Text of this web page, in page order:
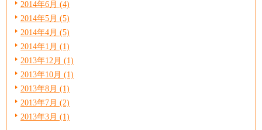
2014年6月 (4)
2014年5月 (5)
2014年4月 (5)
2014年1月 (1)
2013年12月 (1)
2013年10月 (1)
2013年8月 (1)
2013年7月 (2)
2013年3月 (1)